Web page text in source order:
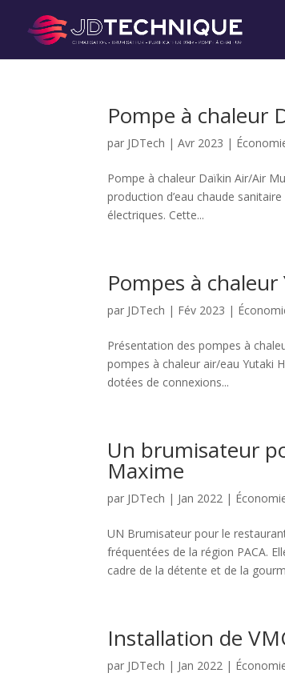
Pompe à chaleur
par JDTech |Avr 2023 |
Pompe à chaleur Daïkin Air/Air
production d’eau chaude
électriques. Cette...
Pompes à
par JDTech | Fév 2023 |
Présentation des pompes à
pompes à chaleur air/eau Yutaki
dotées de connexions...
Un brumisateur
Maxime
par JDTech | Jan 2022 |
UN Brumisateur pour le
fréquentées de la région PACA.
cadre de la détente et de la
Installation de
par JDTech | Jan 2022 |